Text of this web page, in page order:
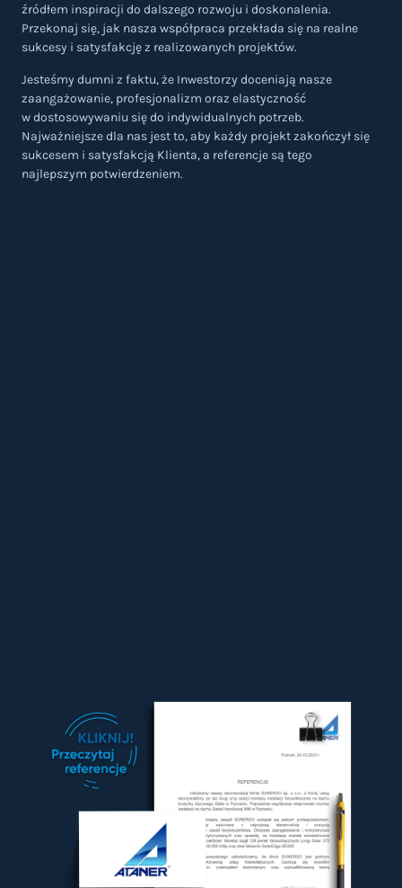
źródłem inspiracji do dalszego rozwoju i doskonalenia.
Przekonaj się, jak nasza współpraca przekłada się na realne
sukcesy i satysfakcję z realizowanych projektów.
Jesteśmy dumni z faktu, że Inwestorzy doceniają nasze
zaangażowanie, profesjonalizm oraz elastyczność
w dostosowywaniu się do indywidualnych potrzeb.
Najważniejsze dla nas jest to, aby każdy projekt zakończył się
sukcesem i satysfakcją Klienta, a referencje są tego
najlepszym potwierdzeniem.